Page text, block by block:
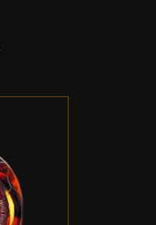
DETALLES